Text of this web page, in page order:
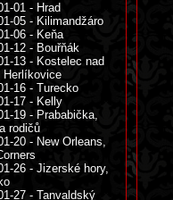
01 - Hrad
05 - Kilimandžáro
06 - Keňa
12 - Bouřňák
13 - Kostelec nad
Herlíkovice
16 - Turecko
17 - Kelly
19 - Prababička,
rodičů
20 - New Orleans,
26 - Jizerské hory,
27 - Tanvaldský